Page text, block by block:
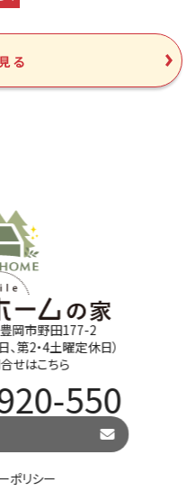
る
岡市野田177-2
第2・4土曜定休日）
せはこちら
550
ポリシー